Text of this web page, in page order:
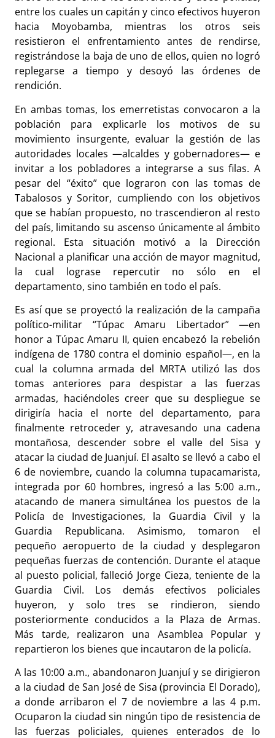
entre los cuales un capitán y cinco efectivos huyeron
hacia Moyobamba, mientras los otros seis
resistieron el enfrentamiento antes de rendirse,
registrándose la baja de uno de ellos, quien no logró
replegarse a tiempo y desoyó las órdenes de
rendición.
En ambas tomas, los emerretistas convocaron a la
población para explicarle los motivos de su
movimiento insurgente, evaluar la gestión de las
autoridades locales —alcaldes y gobernadores— e
invitar a los pobladores a integrarse a sus filas. A
pesar del “éxito” que lograron con las tomas de
Tabalosos y Soritor, cumpliendo con los objetivos
que se habían propuesto, no trascendieron al resto
del país, limitando su ascenso únicamente al ámbito
regional. Esta situación motivó a la Dirección
Nacional a planificar una acción de mayor magnitud,
la cual lograse repercutir no sólo en el
departamento, sino también en todo el país.
Es así que se proyectó la realización de la campaña
político-militar “Túpac Amaru Libertador” —en
honor a Túpac Amaru II, quien encabezó la rebelión
indígena de 1780 contra el dominio español—, en la
cual la columna armada del MRTA utilizó las dos
tomas anteriores para despistar a las fuerzas
armadas, haciéndoles creer que su despliegue se
dirigiría hacia el norte del departamento, para
finalmente retroceder y, atravesando una cadena
montañosa, descender sobre el valle del Sisa y
atacar la ciudad de Juanjuí. El asalto se llevó a cabo el
6 de noviembre, cuando la columna tupacamarista,
integrada por 60 hombres, ingresó a las 5:00 a.m.,
atacando de manera simultánea los puestos de la
Policía de Investigaciones, la Guardia Civil y la
Guardia Republicana. Asimismo, tomaron el
pequeño aeropuerto de la ciudad y desplegaron
pequeñas fuerzas de contención. Durante el ataque
al puesto policial, falleció Jorge Cieza, teniente de la
Guardia Civil. Los demás efectivos policiales
huyeron, y solo tres se rindieron, siendo
posteriormente conducidos a la Plaza de Armas.
Más tarde, realizaron una Asamblea Popular y
repartieron los bienes que incautaron de la policía.
A las 10:00 a.m., abandonaron Juanjuí y se dirigieron
a la ciudad de San José de Sisa (provincia El Dorado),
a donde arribaron el 7 de noviembre a las 4 p.m.
Ocuparon la ciudad sin ningún tipo de resistencia de
las fuerzas policiales, quienes enterados de lo